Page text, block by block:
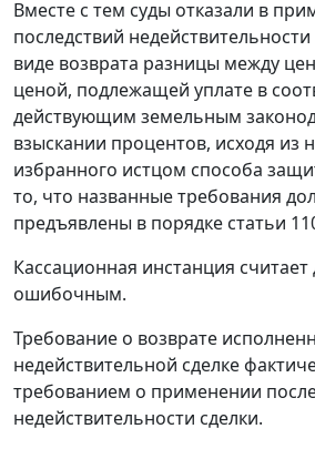
Вместе с тем суды отказали в
последствий
виде возврата разницы между
ценой, подлежащей уплате в
действующим земельным
взыскании процентов, исходя из
избранного истцом способа
то, что названные требования
предъявлены в порядке статьи
Кассационная инстанция
ошибочным.
Требование о возврате
недействительной сделке
требованием о применении
недействительности сделки.